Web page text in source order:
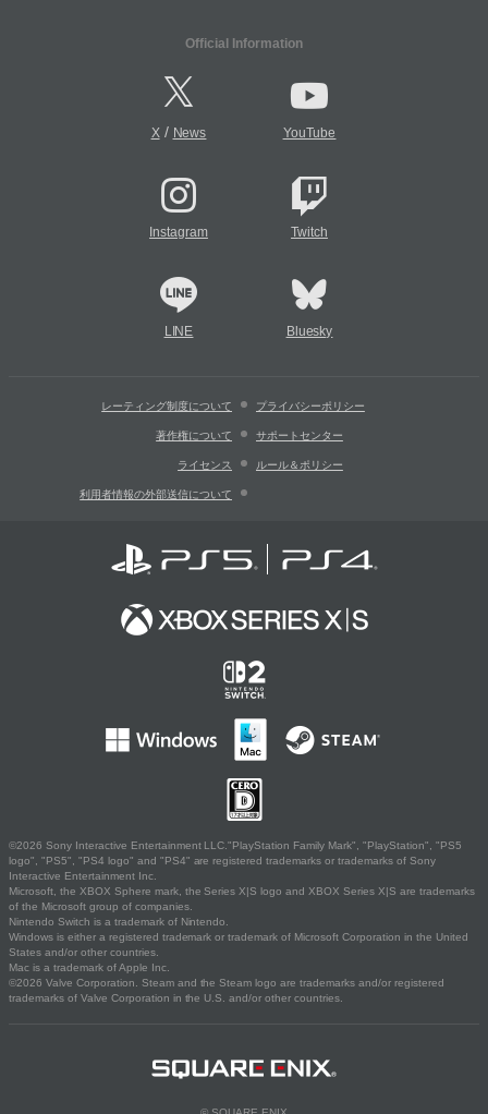
Official Information
X/ News YouTube
Instagram Twitch
LINE Bluesky
レーティング制度について プライバシーポリシー
著作権について サポートセンター
ライセンス ルール＆ポリシー
利用者情報の外部送信について
©2026 Sony Interactive Entertainment LLC."PlayStation Family Mark", "PlayStation", "PS5
logo", "PS5", "PS4 logo" and "PS4" are registered trademarks or trademarks of Sony
Interactive Entertainment Inc.
Microsoft, the XBOX Sphere mark, the Series X|S logo and XBOX Series X|S are trademarks
of the Microsoft group of companies.
Nintendo Switch is a trademark of Nintendo.
Windows is either a registered trademark or trademark of Microsoft Corporation in the United
States and/or other countries.
Mac is a trademark of Apple Inc.
©2026 Valve Corporation. Steam and the Steam logo are trademarks and/or registered
trademarks of Valve Corporation in the U.S. and/or other countries.